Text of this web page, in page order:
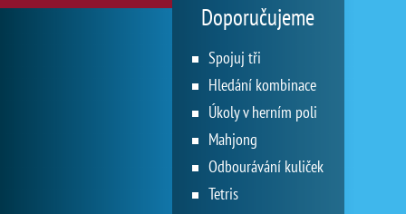
Doporučujeme
Spojuj tři
Hledání kombinace
Úkoly v herním poli
Mahjong
Odbourávání kuliček
Tetris